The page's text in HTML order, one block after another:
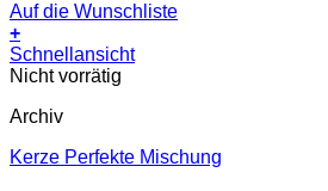
Auf die Wunschliste
+
Schnellansicht
Nicht vorrätig
Archiv
Kerze Perfekte Mischung